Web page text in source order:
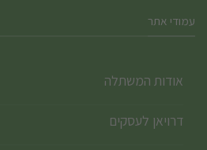
עמודי אתר
אודות המשתלה
דרויאן לעסקים